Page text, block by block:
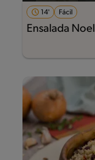
14' Fácil
Ensalada Noel